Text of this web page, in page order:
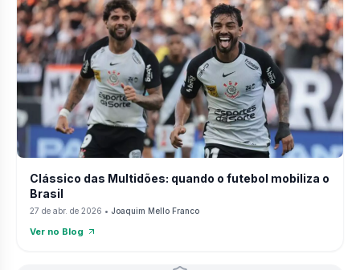
Clássico das Multidões: quando o futebol mobiliza o
Brasil
27 de abr. de 2026 • Joaquim Mello Franco
Ver no Blog